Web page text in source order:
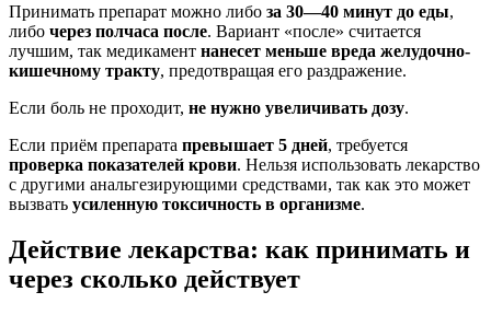
Принимать препарат можно либо за 30—40 минут до еды,
либо через полчаса после. Вариант «после» считается
лучшим, так медикамент нанесет меньше вреда желудочно-
кишечному тракту, предотвращая его раздражение.
Если боль не проходит, не нужно увеличивать дозу.
Если приём препарата превышает 5 дней, требуется
проверка показателей крови. Нельзя использовать лекарство
с другими анальгезирующими средствами, так как это может
вызвать усиленную токсичность в организме.
Действие лекарства: как принимать и
через сколько действует